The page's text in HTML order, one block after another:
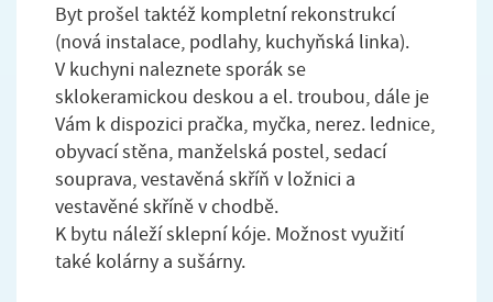
Byt prošel taktéž kompletní rekonstrukcí
(nová instalace, podlahy, kuchyňská linka).
V kuchyni naleznete sporák se
sklokeramickou deskou a el. troubou, dále je
Vám k dispozici pračka, myčka, nerez. lednice,
obyvací stěna, manželská postel, sedací
souprava, vestavěná skříň v ložnici a
vestavěné skříně v chodbě.
K bytu náleží sklepní kóje. Možnost využití
také kolárny a sušárny.